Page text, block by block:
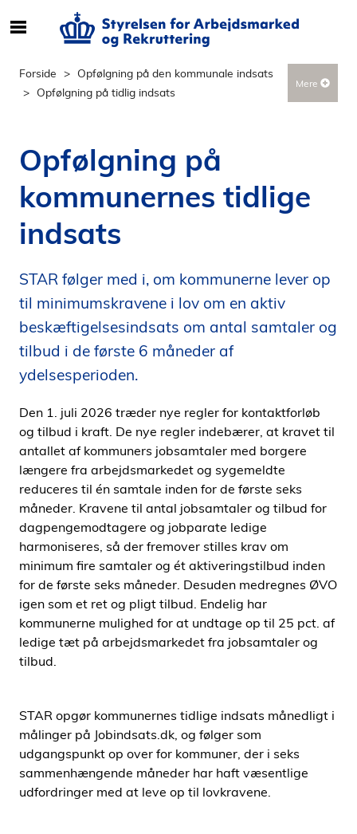
e
r
n
h
l
å
s
i
e
n
Forside
Opfølgning på den kommunale indsats
Opfølgning på tidlig indsats
Mere
Opfølgning på
kommunernes tidlige
indsats
STAR følger med i, om kommunerne lever op
til minimumskravene i lov om en aktiv
beskæftigelsesindsats om antal samtaler og
tilbud i de første 6 måneder af
ydelsesperioden.
Den 1. juli 2026 træder nye regler for kontaktforløb
og tilbud i kraft. De nye regler indebærer, at kravet til
antallet af kommuners jobsamtaler med borgere
længere fra arbejdsmarkedet og sygemeldte
reduceres til én samtale inden for de første seks
måneder. Kravene til antal jobsamtaler og tilbud for
dagpengemodtagere og jobparate ledige
harmoniseres, så der fremover stilles krav om
minimum fire samtaler og ét aktiveringstilbud inden
for de første seks måneder. Desuden medregnes ØVO
igen som et ret og pligt tilbud. Endelig har
kommunerne mulighed for at undtage op til 25 pct. af
ledige tæt på arbejdsmarkedet fra jobsamtaler og
tilbud.
STAR opgør kommunernes tidlige indsats månedligt i
målinger på Jobindsats.dk, og følger som
udgangspunkt op over for kommuner, der i seks
sammenhængende måneder har haft væsentlige
udfordringer med at leve op til lovkravene.